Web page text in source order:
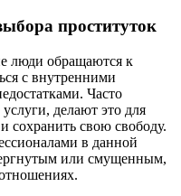
проституток
люди обращаются к
с внутренними
Часто
делают это для
сохранить свою свободу.
в данной
или смущенным,